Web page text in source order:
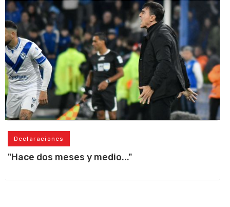
Declaraciones
"Hace dos meses y medio..."